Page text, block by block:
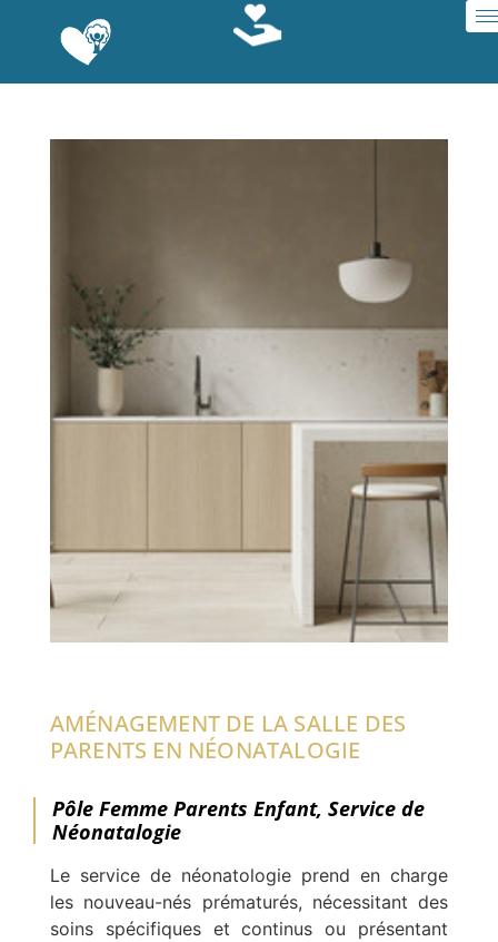
AMÉNAGEMENT DE LA SALLE DES
PARENTS EN NÉONATALOGIE
Pôle Femme Parents Enfant, Service de
Néonatalogie
Le service de néonatologie prend en charge
les nouveau-nés prématurés, nécessitant des
soins spécifiques et continus ou présentant